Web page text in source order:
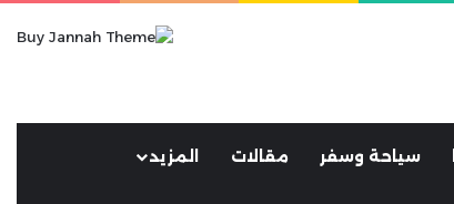
سياحة وسفر مقالات المزيد